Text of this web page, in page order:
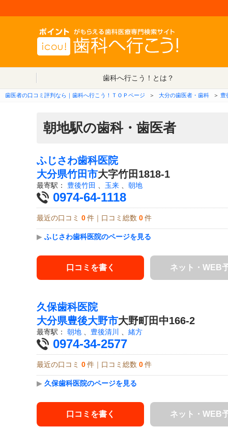
歯科へ行こう！とは？
歯医者の口コミ評判なら｜歯科へ行こう！ＴＯＰページ ＞ 大分の歯医者・歯科 ＞ 豊
朝地駅の歯科・歯医者
ふじさわ歯科医院
大分県竹田市大字竹田1818-1
最寄駅： 豊後竹田 玉来 朝地
0974-64-1118
最近の口コミ 0 件｜口コミ総数 0 件
▶ ふじさわ歯科医院のページを見る
口コミを書く ネット・WEB
久保歯科医院
大分県豊後大野市大野町田中166-2
最寄駅： 朝地 豊後清川 緒方
0974-34-2577
最近の口コミ 0 件｜口コミ総数 0 件
▶ 久保歯科医院のページを見る
口コミを書く ネット・WEB